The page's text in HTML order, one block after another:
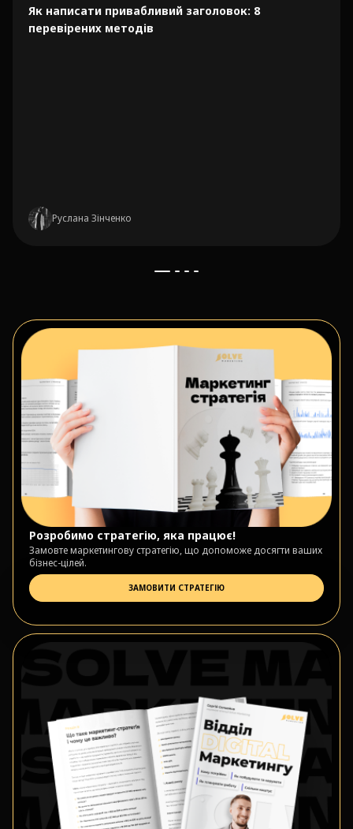
Як написати привабливий заголовок: 8
перевірених методів
Руслана Зінченко
Розробимо стратегію, яка працює!
Замовте маркетингову стратегію, що допоможе досягти ваших
бізнес-цілей.
ЗАМОВИТИ СТРАТЕГІЮ